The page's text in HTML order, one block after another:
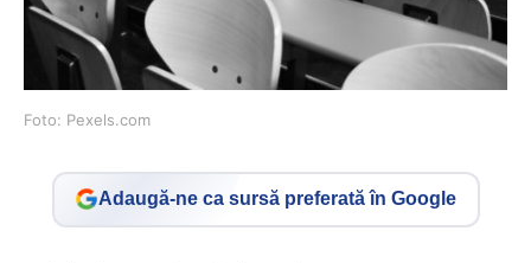
Foto: Pexels.com
Adaugă-ne ca sursă preferată în Google